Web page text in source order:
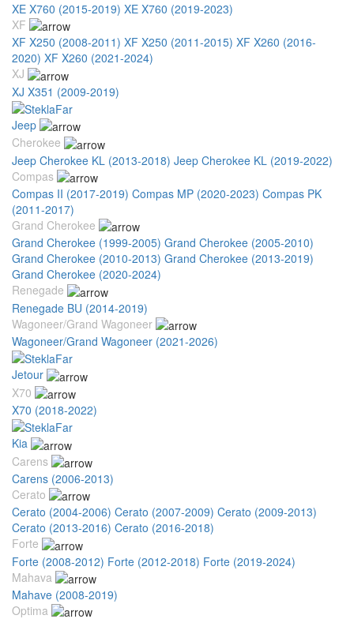
XE X760 (2015-2019) XE X760 (2019-2023)
XF
XF X250 (2008-2011) XF X250 (2011-2015) XF X260 (2016-
2020) XF X260 (2021-2024)
XJ
XJ X351 (2009-2019)
Jeep
Cherokee
Jeep Cherokee KL (2013-2018) Jeep Cherokee KL (2019-2022)
Compas
Compas II (2017-2019) Compas MP (2020-2023) Compas PK
(2011-2017)
Grand Cherokee
Grand Cherokee (1999-2005) Grand Cherokee (2005-2010)
Grand Cherokee (2010-2013) Grand Cherokee (2013-2019)
Grand Cherokee (2020-2024)
Renegade
Renegade BU (2014-2019)
Wagoneer/Grand Wagoneer
Wagoneer/Grand Wagoneer (2021-2026)
Jetour
X70
X70 (2018-2022)
Kia
Carens
Carens (2006-2013)
Cerato
Cerato (2004-2006) Cerato (2007-2009) Cerato (2009-2013)
Cerato (2013-2016) Cerato (2016-2018)
Forte
Forte (2008-2012) Forte (2012-2018) Forte (2019-2024)
Mahava
Mahave (2008-2019)
Optima